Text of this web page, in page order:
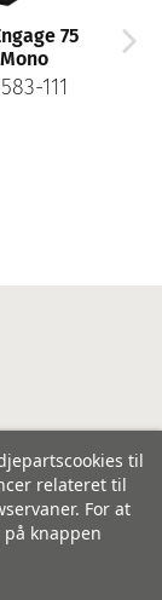
75
111
til
relateret til
For at
knappen